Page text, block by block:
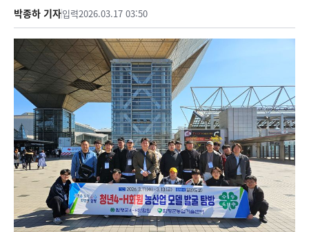
박종하 기자입력2026.03.17 03:50